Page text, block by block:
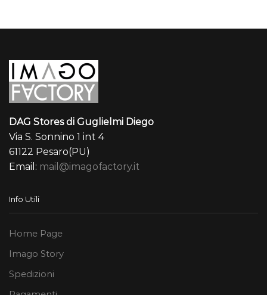
DAG Stores di Guglielmi Diego
Via S. Sonnino 1 int 4
61122 Pesaro(PU)
Email: mail@imagofactory.it
Info Utili
Home Page
Imago Story
Spedizioni